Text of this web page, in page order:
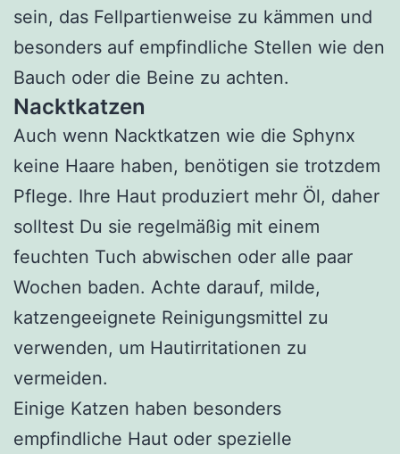
sein, das Fellpartienweise zu kämmen und
besonders auf empfindliche Stellen wie den
Bauch oder die Beine zu achten.
Nacktkatzen
Auch wenn Nacktkatzen wie die Sphynx
keine Haare haben, benötigen sie trotzdem
Pflege. Ihre Haut produziert mehr Öl, daher
solltest Du sie regelmäßig mit einem
feuchten Tuch abwischen oder alle paar
Wochen baden. Achte darauf, milde,
katzengeeignete Reinigungsmittel zu
verwenden, um Hautirritationen zu
vermeiden.
Einige Katzen haben besonders
empfindliche Haut oder spezielle